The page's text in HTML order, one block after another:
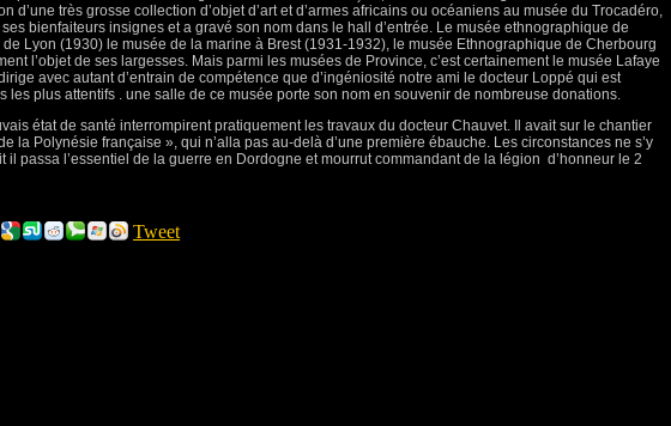
d’une très grosse collection d’objet d’art et d’armes africains ou océaniens au musée du Trocadéro,
bienfaiteurs insignes et a gravé son nom dans le hall d’entrée. Le musée ethnographique de
Lyon (1930) le musée de la marine à Brest (1931-1932), le musée Ethnographique de Cherbourg
l’objet de ses largesses. Mais parmi les musées de Province, c’est certainement le musée Lafaye
avec autant d’entrain de compétence que d’ingéniosité notre ami le docteur Loppé qui est
les plus attentifs . une salle de ce musée porte son nom en souvenir de nombreuse donations.
état de santé interrompirent pratiquement les travaux du docteur Chauvet. Il avait sur le chantier
la Polynésie française », qui n’alla pas au-delà d’une première ébauche. Les circonstances ne s’y
il passa l’essentiel de la guerre en Dordogne et mourrut commandant de la légion d’honneur le 2
Tweet